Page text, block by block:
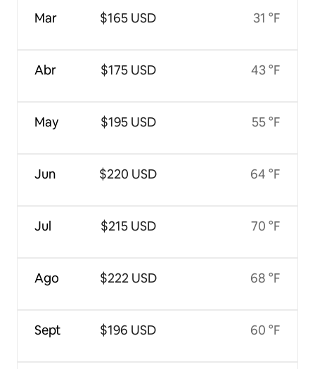
Mar
Abr
May
Jun
Jul
Ago
Sept
$165 USD
$175 USD
$195 USD
$220 USD
$215 USD
$222 USD
$196 USD
31 °F
43 °F
55 °F
64 °F
70 °F
68 °F
60 °F